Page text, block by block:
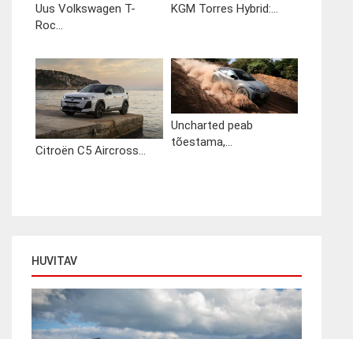
Uus Volkswagen T-
Roc...
KGM Torres Hybrid:...
Citroën C5 Aircross...
Uncharted peab
tõestama,...
HUVITAV